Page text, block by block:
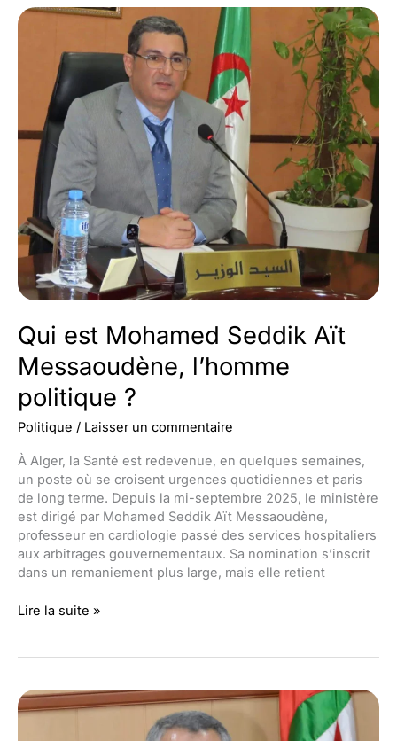
politique
Qui est Mohamed Seddik Aït
Messaoudène, l’homme
politique ?
Politique / Laisser un commentaire
À Alger, la Santé est redevenue, en quelques semaines,
un poste où se croisent urgences quotidiennes et paris
de long terme. Depuis la mi-septembre 2025, le ministère
est dirigé par Mohamed Seddik Aït Messaoudène,
professeur en cardiologie passé des services hospitaliers
aux arbitrages gouvernementaux. Sa nomination s’inscrit
dans un remaniement plus large, mais elle retient
Qui
Messaoudène,
Lire la suite »